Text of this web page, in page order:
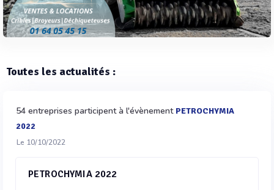
Toutes les actualités :
54 entreprises participent à l'évènement PETROCHYMIA
2022
Le 10/10/2022
PETROCHYMIA 2022